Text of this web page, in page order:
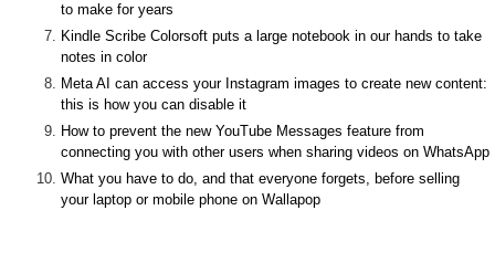
to make for years
Kindle Scribe Colorsoft puts a large notebook in our hands to take
notes in color
Meta AI can access your Instagram images to create new content:
this is how you can disable it
How to prevent the new YouTube Messages feature from
connecting you with other users when sharing videos on WhatsApp
What you have to do, and that everyone forgets, before selling
your laptop or mobile phone on Wallapop